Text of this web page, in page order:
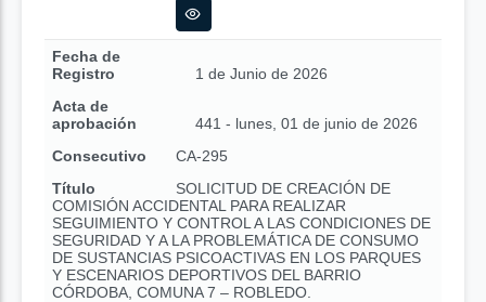
Fecha de
Registro
1 de Junio de 2026
Acta de
aprobación
441 - lunes, 01 de junio de 2026
Consecutivo
CA-295
Título
SOLICITUD DE CREACIÓN DE
COMISIÓN ACCIDENTAL PARA REALIZAR
SEGUIMIENTO Y CONTROL A LAS CONDICIONES DE
SEGURIDAD Y A LA PROBLEMÁTICA DE CONSUMO
DE SUSTANCIAS PSICOACTIVAS EN LOS PARQUES
Y ESCENARIOS DEPORTIVOS DEL BARRIO
CÓRDOBA, COMUNA 7 – ROBLEDO.